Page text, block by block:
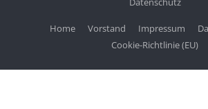
Home Vorstand Impressum
Cookie-Richtlinie (EU)